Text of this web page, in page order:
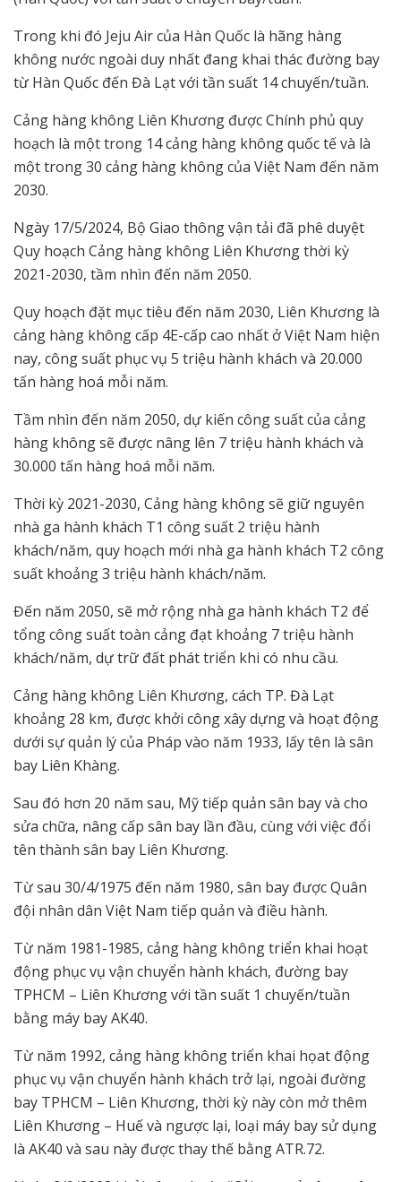
Trong khi đó Jeju Air của Hàn Quốc là hãng hàng
không nước ngoài duy nhất đang khai thác đường bay
từ Hàn Quốc đến Đà Lạt với tần suất 14 chuyến/tuần.
Cảng hàng không Liên Khương được Chính phủ quy
hoạch là một trong 14 cảng hàng không quốc tế và là
một trong 30 cảng hàng không của Việt Nam đến năm
2030.
Ngày 17/5/2024, Bộ Giao thông vận tải đã phê duyệt
Quy hoạch Cảng hàng không Liên Khương thời kỳ
2021-2030, tầm nhìn đến năm 2050.
Quy hoạch đặt mục tiêu đến năm 2030, Liên Khương là
cảng hàng không cấp 4E-cấp cao nhất ở Việt Nam hiện
nay, công suất phục vụ 5 triệu hành khách và 20.000
tấn hàng hoá mỗi năm.
Tầm nhìn đến năm 2050, dự kiến công suất của cảng
hàng không sẽ được nâng lên 7 triệu hành khách và
30.000 tấn hàng hoá mỗi năm.
Thời kỳ 2021-2030, Cảng hàng không sẽ giữ nguyên
nhà ga hành khách T1 công suất 2 triệu hành
khách/năm, quy hoạch mới nhà ga hành khách T2 công
suất khoảng 3 triệu hành khách/năm.
Đến năm 2050, sẽ mở rộng nhà ga hành khách T2 để
tổng công suất toàn cảng đạt khoảng 7 triệu hành
khách/năm, dự trữ đất phát triển khi có nhu cầu.
Cảng hàng không Liên Khương, cách TP. Đà Lạt
khoảng 28 km, được khởi công xây dựng và hoạt động
dưới sự quản lý của Pháp vào năm 1933, lấy tên là sân
bay Liên Khàng.
Sau đó hơn 20 năm sau, Mỹ tiếp quản sân bay và cho
sửa chữa, nâng cấp sân bay lần đầu, cùng với việc đổi
tên thành sân bay Liên Khương.
Từ sau 30/4/1975 đến năm 1980, sân bay được Quân
đội nhân dân Việt Nam tiếp quản và điều hành.
Từ năm 1981-1985, cảng hàng không triển khai hoạt
động phục vụ vận chuyển hành khách, đường bay
TPHCM – Liên Khương với tần suất 1 chuyến/tuần
bằng máy bay AK40.
Từ năm 1992, cảng hàng không triển khai họat động
phục vụ vận chuyển hành khách trở lại, ngoài đường
bay TPHCM – Liên Khương, thời kỳ này còn mở thêm
Liên Khương – Huế và ngược lại, loại máy bay sử dụng
là AK40 và sau này được thay thế bằng ATR.72.